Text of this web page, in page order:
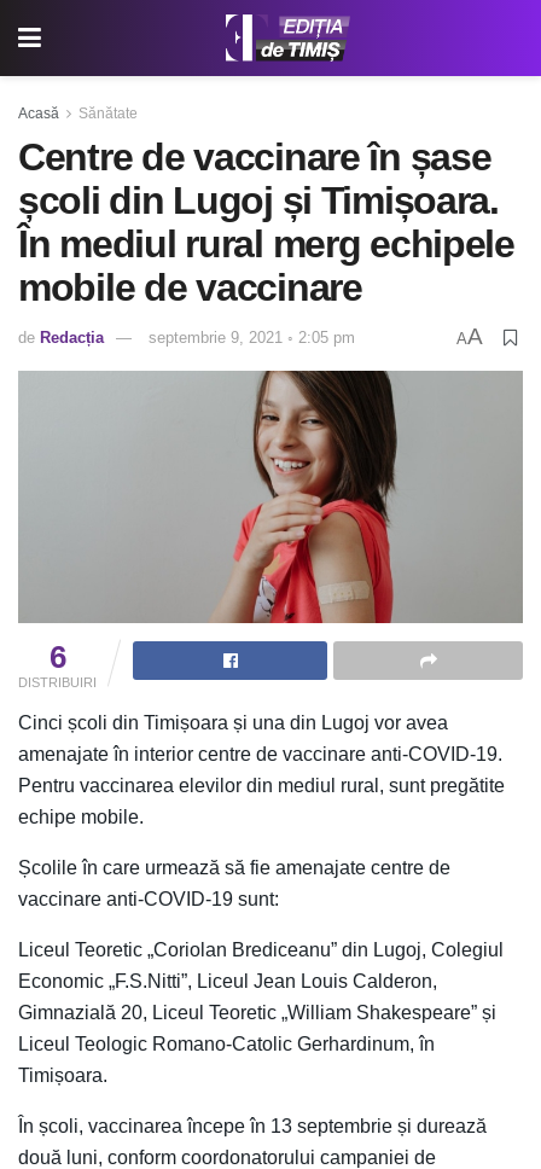
Acasă Sănătate
Centre de vaccinare în șase
școli din Lugoj și Timișoara.
În mediul rural merg echipele
mobile de vaccinare
de Redacția septembrie 9, 2021 ◦ 2:05 pm AA
6
DISTRIBUIRI
Cinci școli din Timișoara și una din Lugoj vor avea
amenajate în interior centre de vaccinare anti-COVID-19.
Pentru vaccinarea elevilor din mediul rural, sunt pregătite
echipe mobile.
Școlile în care urmează să fie amenajate centre de
vaccinare anti-COVID-19 sunt:
Liceul Teoretic „Coriolan Brediceanu” din Lugoj, Colegiul
Economic „F.S.Nitti”, Liceul Jean Louis Calderon,
Gimnazială 20, Liceul Teoretic „William Shakespeare” și
Liceul Teologic Romano-Catolic Gerhardinum, în
Timișoara.
În școli, vaccinarea începe în 13 septembrie și durează
două luni, conform coordonatorului campaniei de